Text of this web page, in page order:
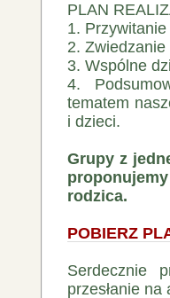
PLAN
1.
2.
3. Wspólne
4.
tematem
i dzieci.
Grupy z
rodzica.
POBIERZ
Serdecznie
przesłanie na